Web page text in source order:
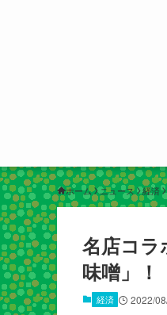
ホーム ニュース 経済
名店コラ
味噌」！
経済 2022/